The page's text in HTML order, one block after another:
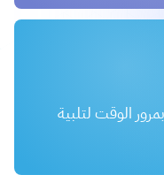
الوقت لتلبية